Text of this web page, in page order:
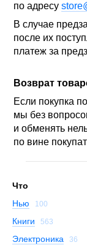
по адресу
В случае
после их
платеж за
Возврат
Если покупка
мы без
и обменять
по вине
Что
Нью
100
Книги 563
Электроника 36